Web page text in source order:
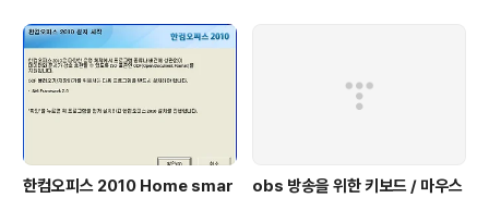
한컴오피스 2010 Home smar
obs 방송을 위한 키보드 / 마우스